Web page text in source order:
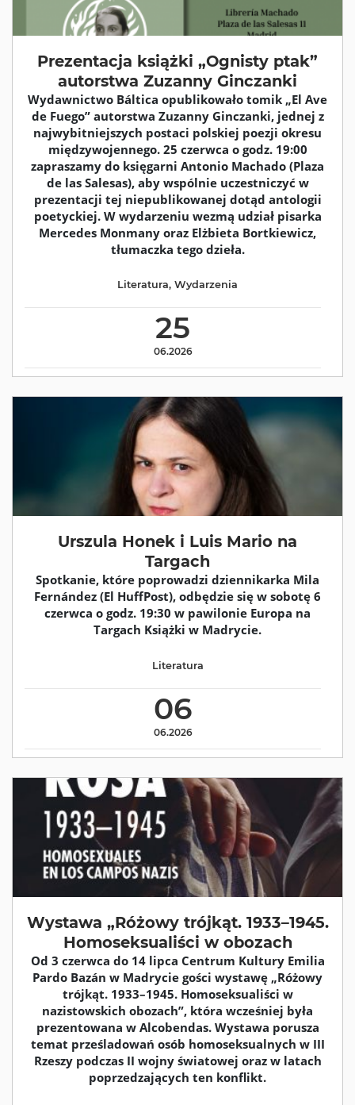
Prezentacja książki „Ognisty ptak”
autorstwa Zuzanny Ginczanki
Wydawnictwo Báltica opublikowało tomik „El Ave
de Fuego” autorstwa Zuzanny Ginczanki, jednej z
najwybitniejszych postaci polskiej poezji okresu
międzywojennego. 25 czerwca o godz. 19:00
zapraszamy do księgarni Antonio Machado (Plaza
de las Salesas), aby wspólnie uczestniczyć w
prezentacji tej niepublikowanej dotąd antologii
poetyckiej. W wydarzeniu wezmą udział pisarka
Mercedes Monmany oraz Elżbieta Bortkiewicz,
tłumaczka tego dzieła.
25
06.2026
Literatura, Wydarzenia
Urszula Honek i Luis Mario na
Targach
Spotkanie, które poprowadzi dziennikarka Mila
Fernández (El HuffPost), odbędzie się w sobotę 6
czerwca o godz. 19:30 w pawilonie Europa na
Targach Książki w Madrycie.
06
06.2026
Literatura
Wystawa „Różowy trójkąt. 1933–1945.
Homoseksualiści w obozach
Od 3 czerwca do 14 lipca Centrum Kultury Emilia
Pardo Bazán w Madrycie gości wystawę „Różowy
trójkąt. 1933–1945. Homoseksualiści w
nazistowskich obozach”, która wcześniej była
prezentowana w Alcobendas. Wystawa porusza
temat prześladowań osób homoseksualnych w III
Rzeszy podczas II wojny światowej oraz w latach
poprzedzających ten konflikt.